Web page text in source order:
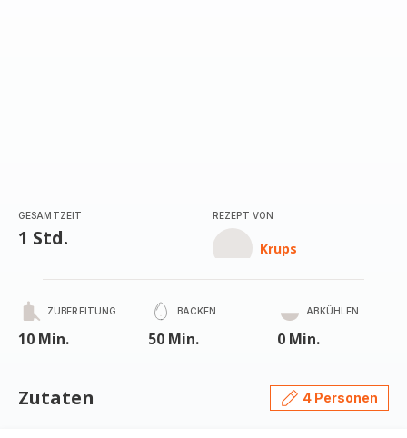
GESAMTZEIT
1 Std.
REZEPT VON
Krups
ZUBEREITUNG
10 Min.
BACKEN
50 Min.
ABKÜHLEN
0 Min.
Zutaten 4 Personen